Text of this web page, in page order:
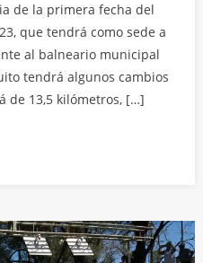
de la primera fecha del
que tendrá como sede a
al balneario municipal
tendrá algunos cambios
de 13,5 kilómetros, […]